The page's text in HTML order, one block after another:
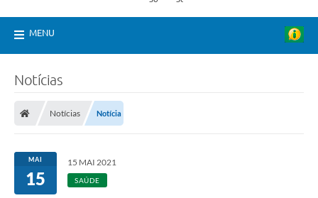
MENU
Notícias
Notícias Notícia
MAI
15
15 MAI 2021
SAÚDE